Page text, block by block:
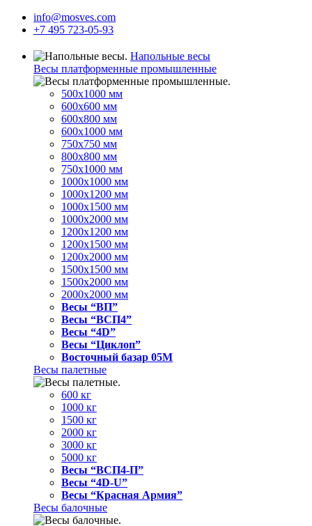
info@mosves.com
+7 495 723-05-93
Напольные весы
Весы платформенные промышленные
500x1000 мм
600x600 мм
600x800 мм
600x1000 мм
750x750 мм
800x800 мм
750x1000 мм
1000x1000 мм
1000x1200 мм
1000x1500 мм
1000x2000 мм
1200x1200 мм
1200x1500 мм
1200x2000 мм
1500x1500 мм
1500x2000 мм
2000x2000 мм
Весы “ВП”
Весы “ВСП4”
Весы “4D”
Весы “Циклоп”
Восточный базар 05M
Весы палетные
600 кг
1000 кг
1500 кг
2000 кг
3000 кг
5000 кг
Весы “ВСП4-П”
Весы “4D-U”
Весы “Красная Армия”
Весы балочные